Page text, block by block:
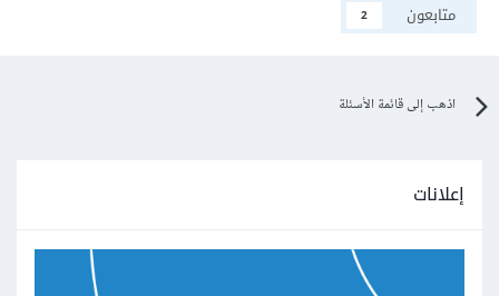
متابعون
2
اذهب إلى قائمة الأسئلة
إعلانات